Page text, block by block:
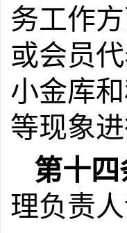
务工作
或会员
小金库
等现象进
第十四
理负责